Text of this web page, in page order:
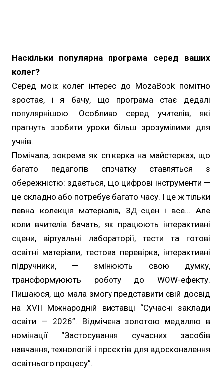
Наскільки популярна програма серед ваших
колег?
Серед моїх колег інтерес до MozaBook помітно
зростає, і я бачу, що програма стає дедалі
популярнішою. Особливо серед учителів, які
прагнуть зробити уроки більш зрозумілими для
учнів.
Помічала, зокрема як спікерка на майстерках, що
багато педагогів спочатку ставляться з
обережністю: здається, що цифрові інструменти —
це складно або потребує багато часу. І це ж тільки
певна колекція матеріалів, 3Д-сцен і все... Але
коли вчителів бачать, як працюють інтерактивні
сцени, віртуальні лабораторії, тести та готові
освітні матеріали, тестова перевірка, інтерактивні
підручники, — змінюють свою думку,
трансформуюють роботу до WOW-ефекту.
Пишаюся, що мала змогу представити свій досвід
на XVIІ Міжнародній виставці “Сучасні заклади
освіти — 2026”. Відмічена золотою медаллю в
номінації “Застосування сучасних засобів
навчання, технологій і проєктів для вдосконалення
освітнього процесу”.